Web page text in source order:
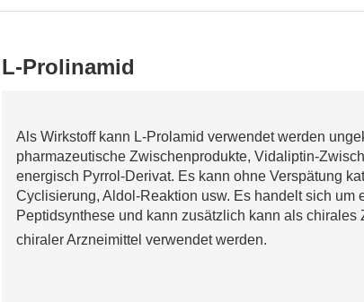
L-Prolinamid
Als Wirkstoff kann L-Prolamid verwendet werden
pharmazeutische Zwischenprodukte, Vidaliptin-
energisch Pyrrol-Derivat. Es kann ohne Verspätung
Cyclisierung, Aldol-Reaktion usw. Es handelt sich
Peptidsynthese und kann zusätzlich kann als
chiraler Arzneimittel verwendet werden.